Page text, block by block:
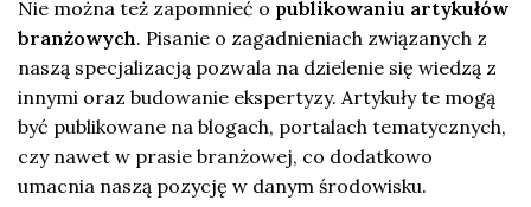
Nie można też zapomnieć o publikowaniu artykułów
branżowych. Pisanie o zagadnieniach związanych z
naszą specjalizacją pozwala na dzielenie się wiedzą z
innymi oraz budowanie ekspertyzy. Artykuły te mogą
być publikowane na blogach, portalach tematycznych,
czy nawet w prasie branżowej, co dodatkowo
umacnia naszą pozycję w danym środowisku.